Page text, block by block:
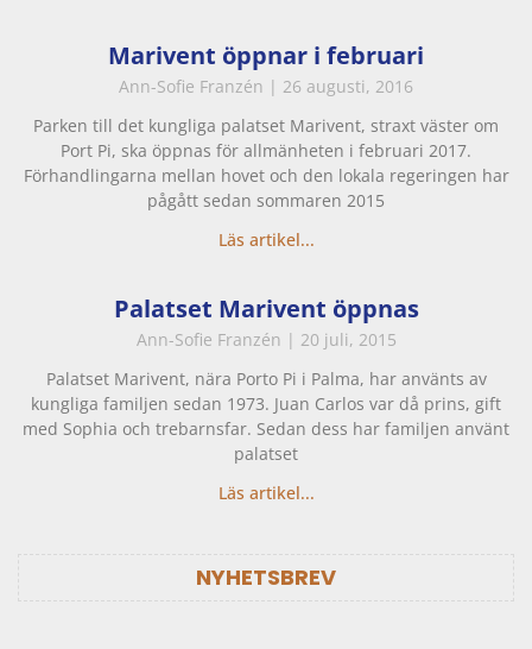
Marivent öppnar i februari
Ann-Sofie Franzén
26 augusti, 2016
Parken till det kungliga palatset Marivent, straxt väster om
Port Pi, ska öppnas för allmänheten i februari 2017.
Förhandlingarna mellan hovet och den lokala regeringen har
pågått sedan sommaren 2015
Läs artikel...
Palatset Marivent öppnas
Ann-Sofie Franzén
20 juli, 2015
Palatset Marivent, nära Porto Pi i Palma, har använts av
kungliga familjen sedan 1973. Juan Carlos var då prins, gift
med Sophia och trebarnsfar. Sedan dess har familjen använt
palatset
Läs artikel...
NYHETSBREV